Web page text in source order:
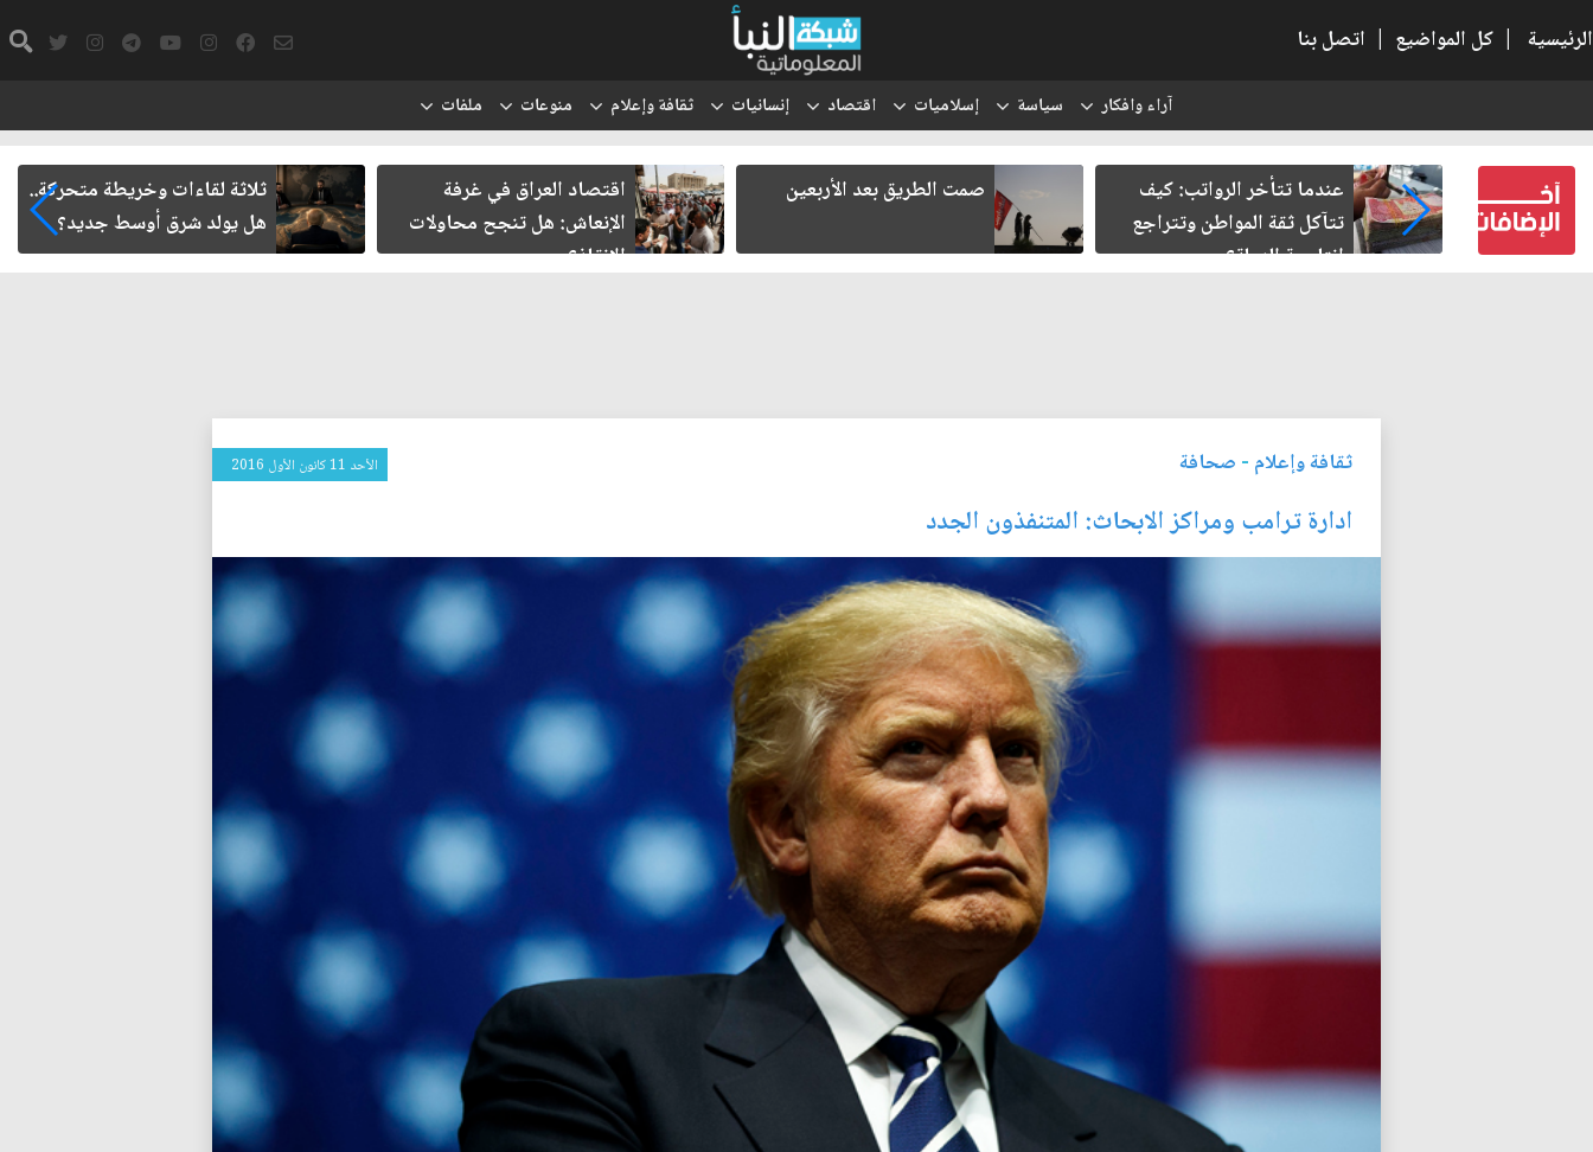
الرئيسية | كل المواضيع | اتصل بنا
آراء وافكار سياسة إسلاميات اقتصاد إنسانيات ثقافة وإعلام منوعات ملفات
حين
عندما تتأخر الرواتب: كيف
تتآكل ثقة المواطن وتتراجع
إنتاجية الدولة؟
صمت الطريق بعد الأربعين
اقتصاد العراق في غرفة
الإنعاش: هل تنجح محاولات
الإنقاذ؟
ثلاثة لقاءات وخريطة متحركة..
هل يولد شرق أوسط جديد؟
ثقافة وإعلام - صحافة الأحد 11 كانون الأول 2016
ادارة ترامب ومراكز الابحاث: المتنفذون الجدد